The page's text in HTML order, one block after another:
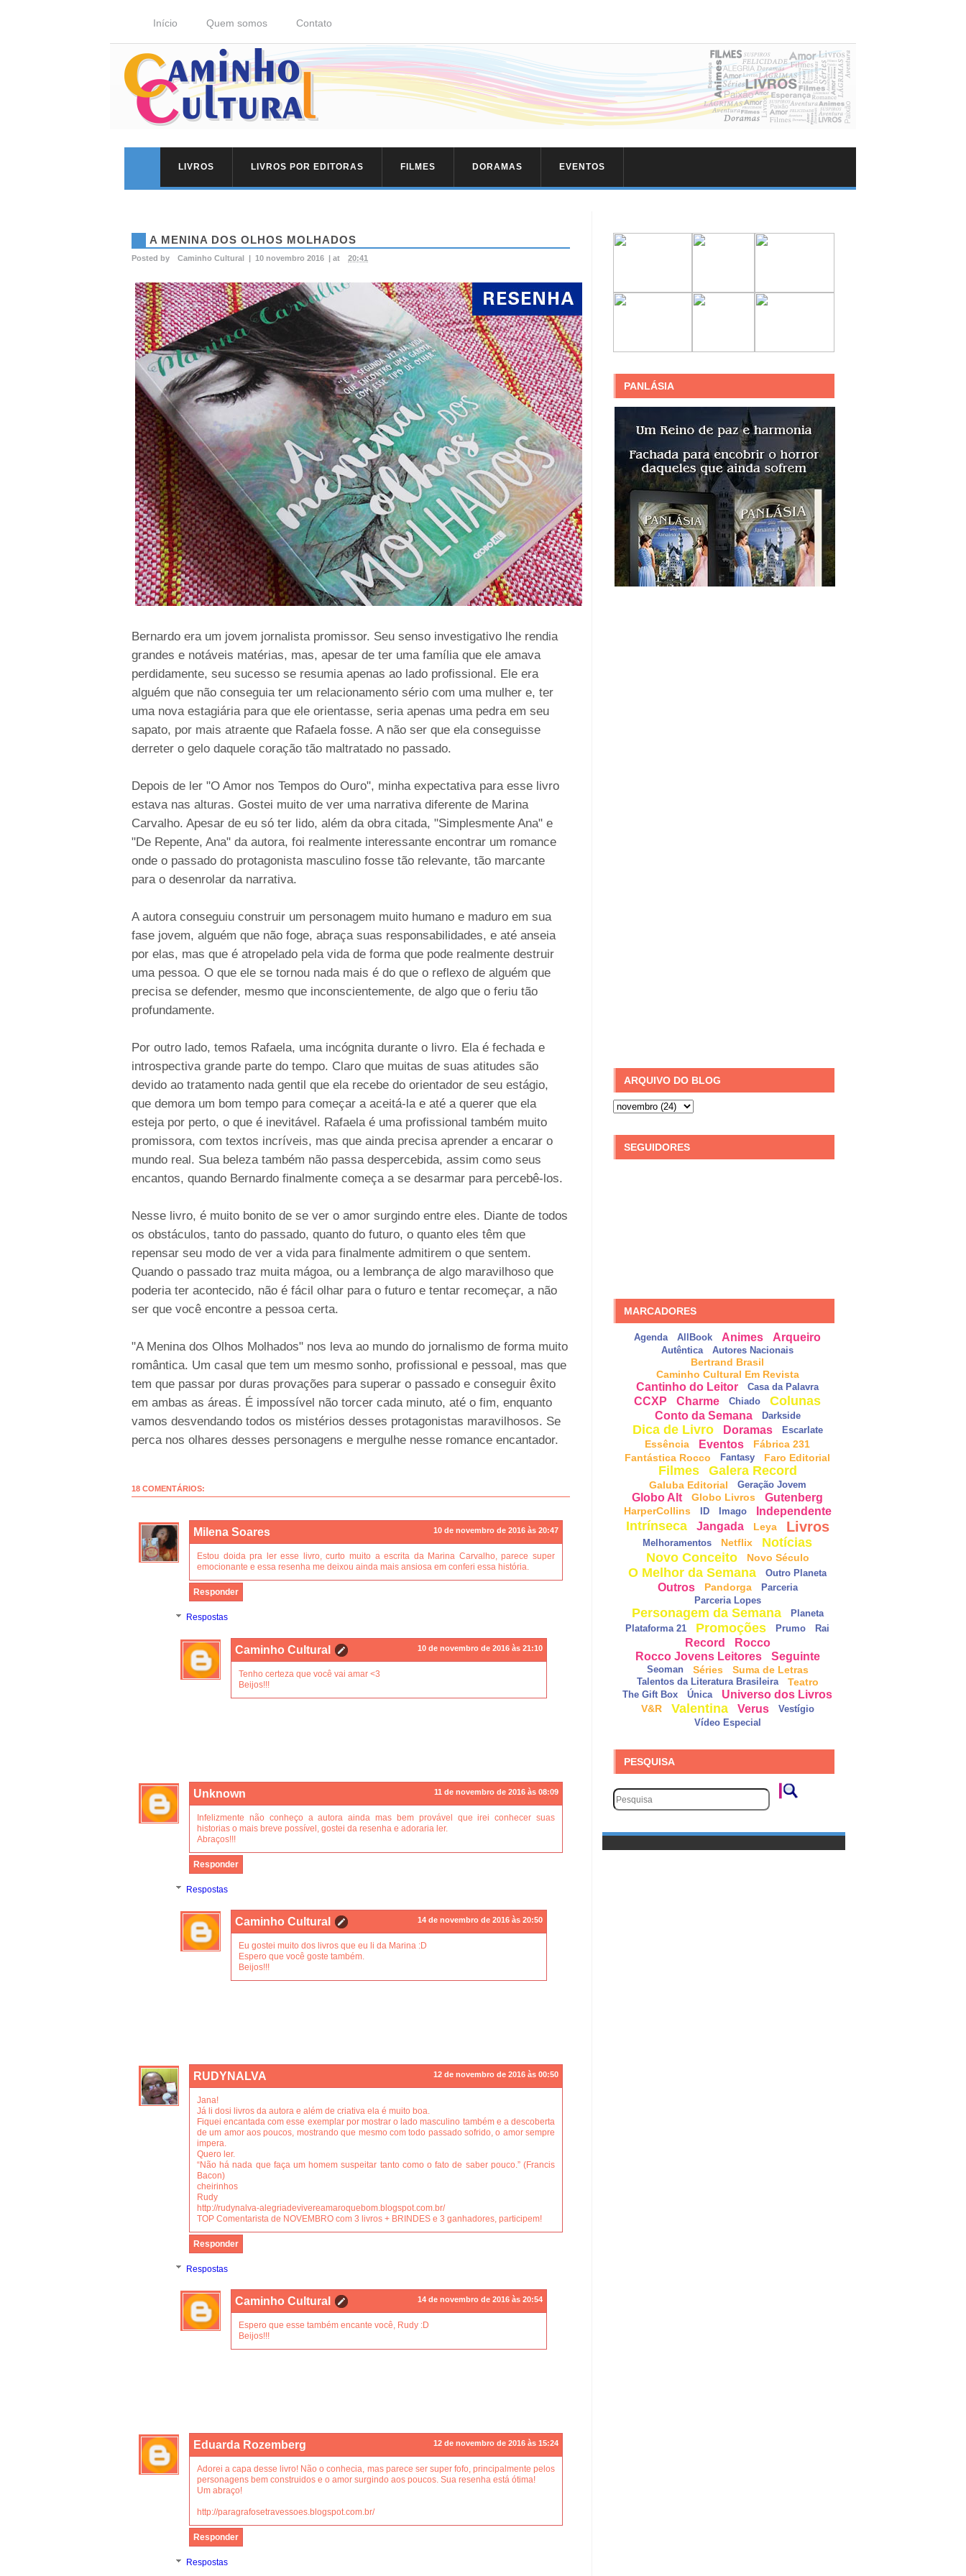
Início Quem somos Contato
LIVROS LIVROS POR EDITORAS FILMES DORAMAS EVENTOS
A MENINA DOS OLHOS MOLHADOS
Posted by Caminho Cultural | 10 novembro 2016 | at 20:41
Bernardo era um jovem jornalista promissor. Seu senso investigativo lhe rendia
grandes e notáveis matérias, mas, apesar de ter uma família que ele amava
perdidamente, seu sucesso se resumia apenas ao lado profissional. Ele era
alguém que não conseguia ter um relacionamento sério com uma mulher e, ter
uma nova estagiária para que ele orientasse, seria apenas uma pedra em seu
sapato, por mais atraente que Rafaela fosse. A não ser que ela conseguisse
derreter o gelo daquele coração tão maltratado no passado.
Depois de ler "O Amor nos Tempos do Ouro", minha expectativa para esse livro
estava nas alturas. Gostei muito de ver uma narrativa diferente de Marina
Carvalho. Apesar de eu só ter lido, além da obra citada, "Simplesmente Ana" e
"De Repente, Ana" da autora, foi realmente interessante encontrar um romance
onde o passado do protagonista masculino fosse tão relevante, tão marcante
para o desenrolar da narrativa.
A autora conseguiu construir um personagem muito humano e maduro em sua
fase jovem, alguém que não foge, abraça suas responsabilidades, e até anseia
por elas, mas que é atropelado pela vida de forma que pode realmente destruir
uma pessoa. O que ele se tornou nada mais é do que o reflexo de alguém que
precisa se defender, mesmo que inconscientemente, de algo que o feriu tão
profundamente.
Por outro lado, temos Rafaela, uma incógnita durante o livro. Ela é fechada e
introspectiva grande parte do tempo. Claro que muitas de suas atitudes são
devido ao tratamento nada gentil que ela recebe do orientador de seu estágio,
que demora um bom tempo para começar a aceitá-la e até a querer que ela
esteja por perto, o que é inevitável. Rafaela é uma profissional também muito
promissora, com textos incríveis, mas que ainda precisa aprender a encarar o
mundo real. Sua beleza também não passa despercebida, assim como seus
encantos, quando Bernardo finalmente começa a se desarmar para percebê-los.
Nesse livro, é muito bonito de se ver o amor surgindo entre eles. Diante de todos
os obstáculos, tanto do passado, quanto do futuro, o quanto eles têm que
repensar seu modo de ver a vida para finalmente admitirem o que sentem.
Quando o passado traz muita mágoa, ou a lembrança de algo maravilhoso que
poderia ter acontecido, não é fácil olhar para o futuro e tentar recomeçar, a não
ser que você encontre a pessoa certa.
"A Menina dos Olhos Molhados" nos leva ao mundo do jornalismo de forma muito
romântica. Um casal que tem um mesmo sonho, profissional e pessoal, mas que
tem que passar por duras provações para superar o passado e conseguir êxito
em ambas as áreas. É impossível não torcer cada minuto, até o fim, enquanto
vamos desvendando todos os mistérios desses protagonistas maravilhosos. Se
perca nos olhares desses personagens e mergulhe nesse romance encantador.
18 COMENTÁRIOS:
Milena Soares 10 de novembro de 2016 às 20:47
Estou doida pra ler esse livro, curto muito a escrita da Marina Carvalho, parece super
emocionante e essa resenha me deixou ainda mais ansiosa em conferi essa história.
Responder
Respostas
Caminho Cultural 10 de novembro de 2016 às 21:10
Tenho certeza que você vai amar <3
Beijos!!!
Unknown 11 de novembro de 2016 às 08:09
Infelizmente não conheço a autora ainda mas bem provável que irei conhecer suas
historias o mais breve possível, gostei da resenha e adoraria ler.
Abraços!!!
Responder
Respostas
Caminho Cultural 14 de novembro de 2016 às 20:50
Eu gostei muito dos livros que eu li da Marina :D
Espero que você goste também.
Beijos!!!
RUDYNALVA 12 de novembro de 2016 às 00:50
Jana!
Já li dosi livros da autora e além de criativa ela é muito boa.
Fiquei encantada com esse exemplar por mostrar o lado masculino também e a descoberta
de um amor aos poucos, mostrando que mesmo com todo passado sofrido, o amor sempre
impera.
Quero ler.
“Não há nada que faça um homem suspeitar tanto como o fato de saber pouco.” (Francis
Bacon)
cheirinhos
Rudy
http://rudynalva-alegriadevivereamaroquebom.blogspot.com.br/
TOP Comentarista de NOVEMBRO com 3 livros + BRINDES e 3 ganhadores, participem!
Responder
Respostas
Caminho Cultural 14 de novembro de 2016 às 20:54
Espero que esse também encante você, Rudy :D
Beijos!!!
Eduarda Rozemberg 12 de novembro de 2016 às 15:24
Adorei a capa desse livro! Não o conhecia, mas parece ser super fofo, principalmente pelos
personagens bem construidos e o amor surgindo aos poucos. Sua resenha está ótima!
Um abraço!
http://paragrafosetravessoes.blogspot.com.br/
Responder
Respostas
PANLÁSIA
ARQUIVO DO BLOG
SEGUIDORES
MARCADORES
Agenda AllBook Animes Arqueiro
Autêntica Autores Nacionais
Bertrand Brasil
Caminho Cultural Em Revista
Cantinho do Leitor Casa da Palavra
CCXP Charme Chiado Colunas
Conto da Semana Darkside
Dica de Livro Doramas Escarlate
Essência Eventos
Fábrica 231
Fantástica Rocco
Fantasy Faro Editorial
Filmes Galera Record
Galuba Editorial Geração Jovem
Globo Alt Globo Livros Gutenberg
HarperCollins ID Imago Independente
Intrínseca Jangada Leya Livros
Melhoramentos Netflix
Notícias
Novo Conceito
Novo Século
O Melhor da Semana Outro Planeta
Outros Pandorga
Parceria
Parceria Lopes
Personagem da Semana
Planeta
Plataforma 21
Promoções Prumo Rai
Record
Rocco
Rocco Jovens Leitores
Seguinte
Seoman Séries Suma de Letras
Talentos da Literatura Brasileira Teatro
The Gift Box Única Universo dos Livros
V&R Valentina Verus
Vestígio
Vídeo Especial
PESQUISA